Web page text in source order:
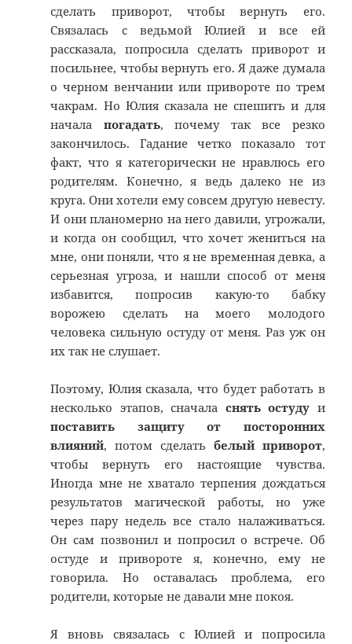
сделать приворот, чтобы вернуть его.
Связалась с ведьмой Юлией и все ей
рассказала, попросила сделать приворот и
посильнее, чтобы вернуть его. Я даже думала
о черном венчании или привороте по трем
чакрам. Но Юлия сказала не спешить и для
начала погадать, почему так все резко
закончилось. Гадание четко показало тот
факт, что я категорически не нравлюсь его
родителям. Конечно, я ведь далеко не из
круга. Они хотели ему совсем другую невесту.
И они планомерно на него давили, угрожали,
и когда он сообщил, что хочет жениться на
мне, они поняли, что я не временная девка, а
серьезная угроза, и нашли способ от меня
избавится, попросив какую-то бабку
ворожею сделать на моего молодого
человека сильную остуду от меня. Раз уж он
их так не слушает.
Поэтому, Юлия сказала, что будет работать в
несколько этапов, сначала снять остуду и
поставить защиту от посторонних
влияний, потом сделать белый приворот,
чтобы вернуть его настоящие чувства.
Иногда мне не хватало терпения дождаться
результатов магической работы, но уже
через пару недель все стало налаживаться.
Он сам позвонил и попросил о встрече. Об
остуде и привороте я, конечно, ему не
говорила. Но оставалась проблема, его
родители, которые не давали мне покоя.
Я вновь связалась с Юлией и попросила